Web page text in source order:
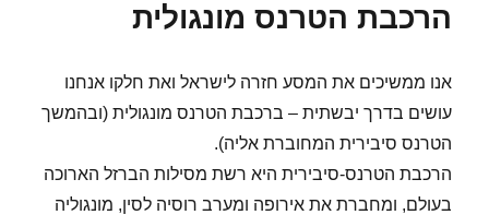
הרכבת הטרנס מונגולית
אנו ממשיכים את המסע חזרה לישראל ואת חלקו אנחנו
עושים בדרך יבשתית – ברכבת הטרנס מונגולית (ובהמשך
הטרנס סיבירית המחוברת אליה).
הרכבת הטרנס-סיבירית היא רשת מסילות הברזל הארוכה
בעולם, ומחברת את אירופה ומערב רוסיה לסין, מונגוליה